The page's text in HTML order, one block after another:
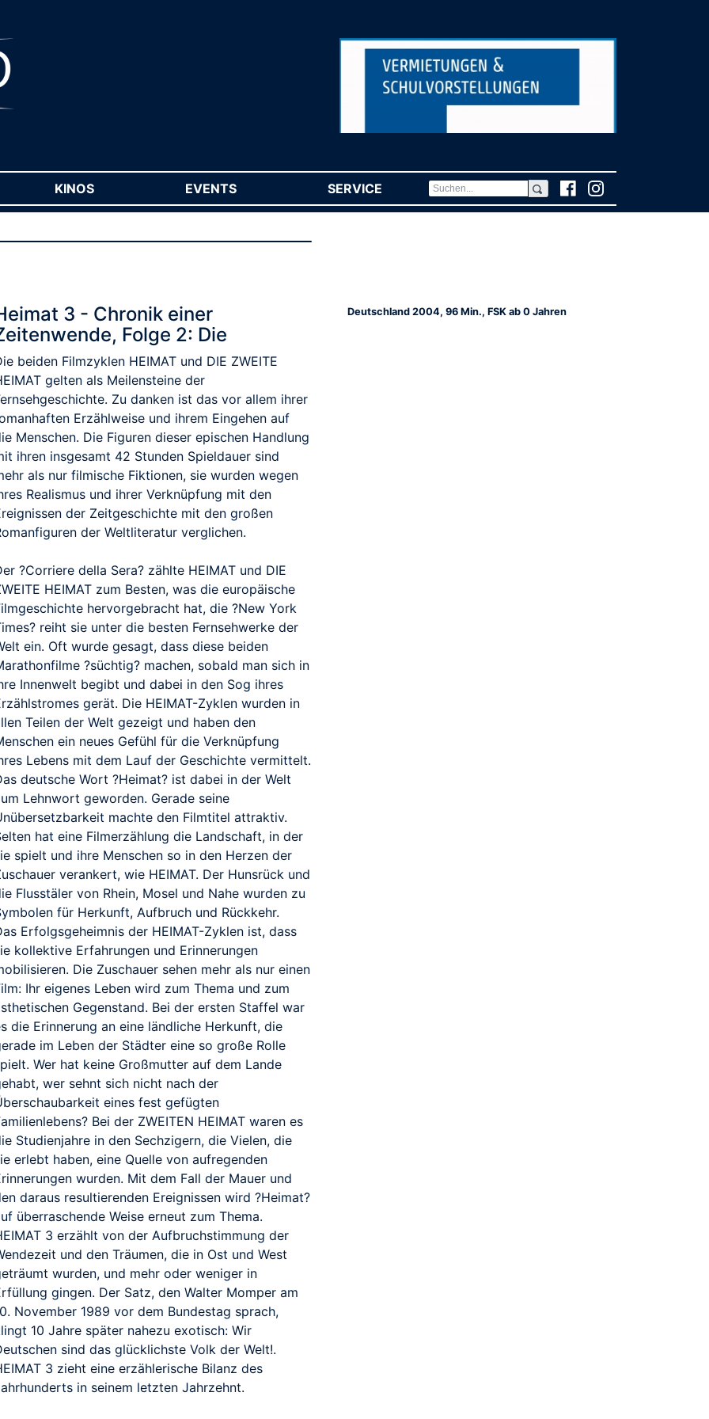
KINOS EVENTS SERVICE (CURRENT)
3 - Chronik einer
Folge 2: Die
beiden Filmzyklen HEIMAT und DIE ZWEITE
gelten als Meilensteine der
Zu danken ist das vor allem ihrer
Erzählweise und ihrem Eingehen auf
Menschen. Die Figuren dieser epischen Handlung
ihren insgesamt 42 Stunden Spieldauer sind
als nur filmische Fiktionen, sie wurden wegen
Realismus und ihrer Verknüpfung mit den
der Zeitgeschichte mit den großen
der Weltliteratur verglichen.
?Corriere della Sera? zählte HEIMAT und DIE
HEIMAT zum Besten, was die europäische
hervorgebracht hat, die ?New York
reiht sie unter die besten Fernsehwerke der
ein. Oft wurde gesagt, dass diese beiden
?süchtig? machen, sobald man sich in
Innenwelt begibt und dabei in den Sog ihres
gerät. Die HEIMAT-Zyklen wurden in
Teilen der Welt gezeigt und haben den
ein neues Gefühl für die Verknüpfung
Lebens mit dem Lauf der Geschichte vermittelt.
deutsche Wort ?Heimat? ist dabei in der Welt
Lehnwort geworden. Gerade seine
machte den Filmtitel attraktiv.
hat eine Filmerzählung die Landschaft, in der
spielt und ihre Menschen so in den Herzen der
verankert, wie HEIMAT. Der Hunsrück und
Flusstäler von Rhein, Mosel und Nahe wurden zu
für Herkunft, Aufbruch und Rückkehr.
Erfolgsgeheimnis der HEIMAT-Zyklen ist, dass
kollektive Erfahrungen und Erinnerungen
Die Zuschauer sehen mehr als nur einen
Ihr eigenes Leben wird zum Thema und zum
Gegenstand. Bei der ersten Staffel war
die Erinnerung an eine ländliche Herkunft, die
im Leben der Städter eine so große Rolle
Wer hat keine Großmutter auf dem Lande
wer sehnt sich nicht nach der
eines fest gefügten
Bei der ZWEITEN HEIMAT waren es
Studienjahre in den Sechzigern, die Vielen, die
erlebt haben, eine Quelle von aufregenden
wurden. Mit dem Fall der Mauer und
daraus resultierenden Ereignissen wird ?Heimat?
überraschende Weise erneut zum Thema.
3 erzählt von der Aufbruchstimmung der
und den Träumen, die in Ost und West
wurden, und mehr oder weniger in
gingen. Der Satz, den Walter Momper am
November 1989 vor dem Bundestag sprach,
10 Jahre später nahezu exotisch: Wir
sind das glücklichste Volk der Welt!.
3 zieht eine erzählerische Bilanz des
in seinem letzten Jahrzehnt.
Deutschland 2004, 96 Min., FSK ab 0 Jahren